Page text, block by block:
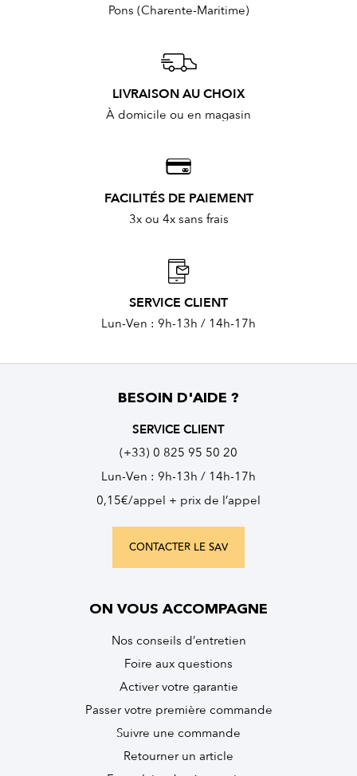
Pons (Charente-Maritime)
LIVRAISON AU CHOIX
À domicile ou en magasin
FACILITÉS DE PAIEMENT
3x ou 4x sans frais
SERVICE CLIENT
Lun-Ven : 9h-13h / 14h-17h
BESOIN D'AIDE ?
SERVICE CLIENT
(+33) 0 825 95 50 20
Lun-Ven : 9h-13h / 14h-17h
0,15€/appel + prix de l’appel
CONTACTER LE SAV
ON VOUS ACCOMPAGNE
Nos conseils d’entretien
Foire aux questions
Activer votre garantie
Passer votre première commande
Suivre une commande
Retourner un article